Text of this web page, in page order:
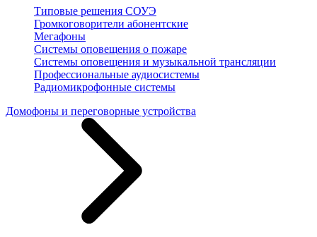
Типовые решения СОУЭ
Громкоговорители абонентские
Мегафоны
Системы оповещения о пожаре
Системы оповещения и музыкальной трансляции
Профессиональные аудиосистемы
Радиомикрофонные системы
Домофоны и переговорные устройства